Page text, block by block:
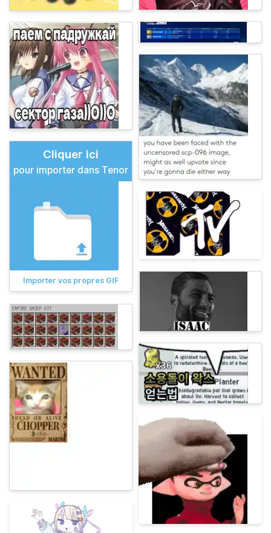
Cliquer ici
pour importer dans Tenor
Importer vos propres GIF